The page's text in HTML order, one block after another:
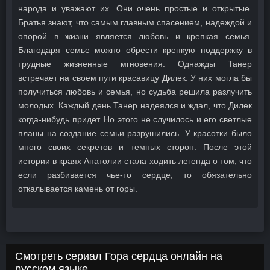
народа и уважают их. Они очень простые и открытые.
Братья знают, что самым главным спасением, надеждой и
опорой в жизни является любовь и крепкая семья.
Благодаря семье можно обрести крепкую поддержку в
трудные жизненные мгновения. Однажды Танер
встречает на своем пути красавицу Дилек. У них могла бы
получиться любовь и семья, но судьба решила разлучить
молодых. Каждый день Танер надеялся и ждал, что Дилек
когда-нибудь придет. Но этого не случилось и его светлые
планы на создание семьи разрушились. У красотки было
много своих секретов и темных сторон. После этой
истории в краях Анатолии стала ходить легенда о том, что
если разбивается чье-то сердце, то обязательно
откалывается камень от горы.
Смотреть сериал Гора сердца онлайн на